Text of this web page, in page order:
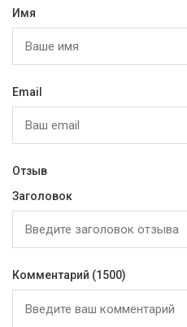
Имя
Email
Отзыв
Заголовок
Комментарий (1500)